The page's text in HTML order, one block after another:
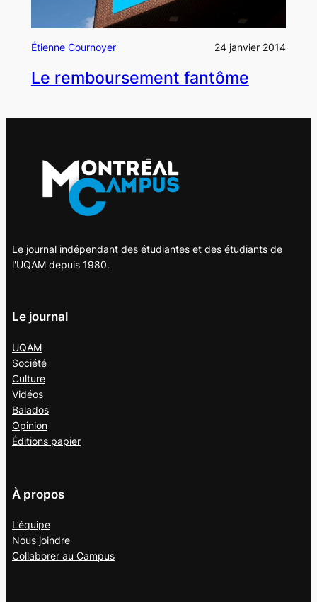
Étienne Cournoyer 24 janvier 2014
Le remboursement fantôme
Le journal indépendant des étudiantes et des étudiants de
l'UQAM depuis 1980.
Le journal
UQAM
Société
Culture
Vidéos
Balados
Opinion
Éditions papier
À propos
L’équipe
Nous joindre
Collaborer au Campus